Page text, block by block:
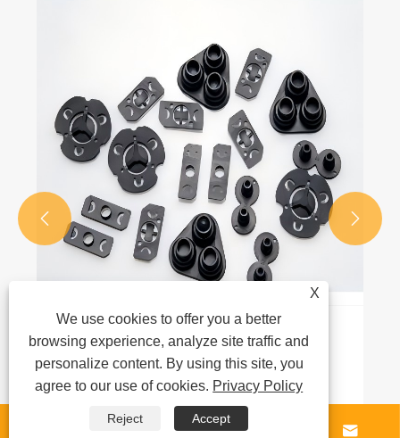
Инновации в функциях и материалах
резиновых деталей автомобильных
жгутов проводов: важность и тенденция
развития водонепроницаемого
уплотнения
Посмотреть больше >>
 
 
X
We use cookies to offer you a better
browsing experience, analyze site traffic and
personalize content. By using this site, you
agree to our use of cookies. Privacy Policy
Reject Accept